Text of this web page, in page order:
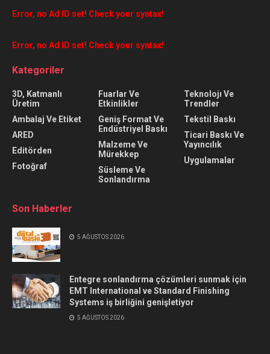
Error, no Ad ID set! Check your syntax!
Error, no Ad ID set! Check your syntax!
Kategoriler
3D, Katmanlı
Üretim
Ambalaj Ve Etiket
ARED
Editörden
Fotoğraf
Fuarlar Ve
Etkinlikler
Geniş Format Ve
Endüstriyel Baskı
Malzeme Ve
Mürekkep
Süsleme Ve
Sonlandırma
Teknolojı Ve
Trendler
Tekstil Baskı
Ticari Baskı Ve
Yayıncılık
Uygulamalar
Son Haberler
5 AĞUSTOS 2026
Entegre sonlandırma çözümleri sunmak için
EMT International ve Standard Finishing
Systems iş birliğini genişletiyor
5 AĞUSTOS 2026